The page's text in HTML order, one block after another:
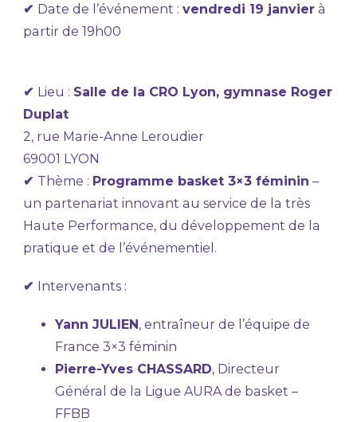
✔ Date de l’événement : vendredi 19 janvier à
partir de 19h00
✔ Lieu : Salle de la CRO Lyon, gymnase Roger
Duplat
2, rue Marie-Anne Leroudier
69001 LYON
✔ Thème : Programme basket 3×3 féminin –
un partenariat innovant au service de la très
Haute Performance, du développement de la
pratique et de l’événementiel.
✔ Intervenants :
Yann JULIEN, entraîneur de l’équipe de
France 3×3 féminin
Pierre-Yves CHASSARD, Directeur
Général de la Ligue AURA de basket –
FFBB